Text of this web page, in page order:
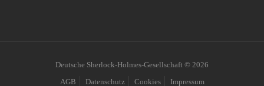
Deutsche Sherlock-Holmes-Gesellschaft © 2026
AGB
Datenschutz Cookies Impressum